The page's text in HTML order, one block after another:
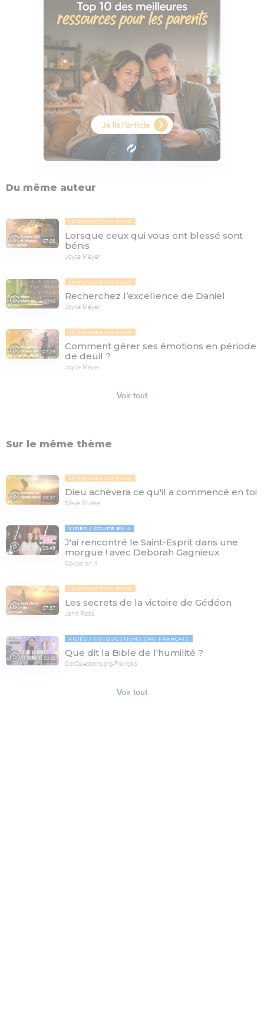
Du même auteur
07:06
LA PENSÉE DU JOUR
Lorsque ceux qui vous ont blessé sont
bénis
Joyce Meyer
07:15
LA PENSÉE DU JOUR
Recherchez l’excellence de Daniel
Joyce Meyer
07:25
LA PENSÉE DU JOUR
Comment gérer ses émotions en période
de deuil ?
Joyce Meyer
Voir tout
Sur le même thème
08:37
LA PENSÉE DU JOUR
Dieu achèvera ce qu'il a commencé en toi
Stève Rivière
29:46
VIDÉO COUPÉ EN 4
J'ai rencontré le Saint-Esprit dans une
morgue ! avec Deborah Gagnieux
Coupé en 4
07:37
LA PENSÉE DU JOUR
Les secrets de la victoire de Gédéon
John Roos
03:10
VIDÉO GOTQUESTIONS.ORG-FRANÇAIS
Que dit la Bible de l'humilité ?
GotQuestions.org-Français
Voir tout